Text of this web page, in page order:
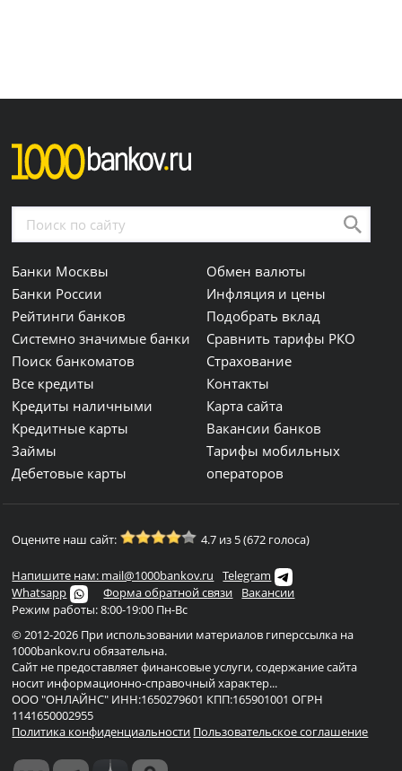
Банки Москвы
Банки России
Рейтинги банков
Системно значимые банки
Поиск банкоматов
Все кредиты
Кредиты наличными
Кредитные карты
Займы
Дебетовые карты
Обмен валюты
Инфляция и цены
Подобрать вклад
Сравнить тарифы РКО
Страхование
Контакты
Карта сайта
Вакансии банков
Тарифы мобильных
операторов
Оцените наш сайт: 4.7 из 5 (672 голоса)
Напишите нам: mail@1000bankov.ru
Telegram
Whatsapp
Форма обратной связи
Вакансии
Режим работы: 8:00-19:00 Пн-Вс
© 2012-2026 При использовании материалов гиперссылка на
1000bankov.ru обязательна.
Сайт не предоставляет финансовые услуги, содержание сайта
носит информационно-справочный характер...
ООО "ОНЛАЙНС" ИНН:1650279601 КПП:165901001 ОГРН
1141650002955
Политика конфиденциальности Пользовательское соглашение